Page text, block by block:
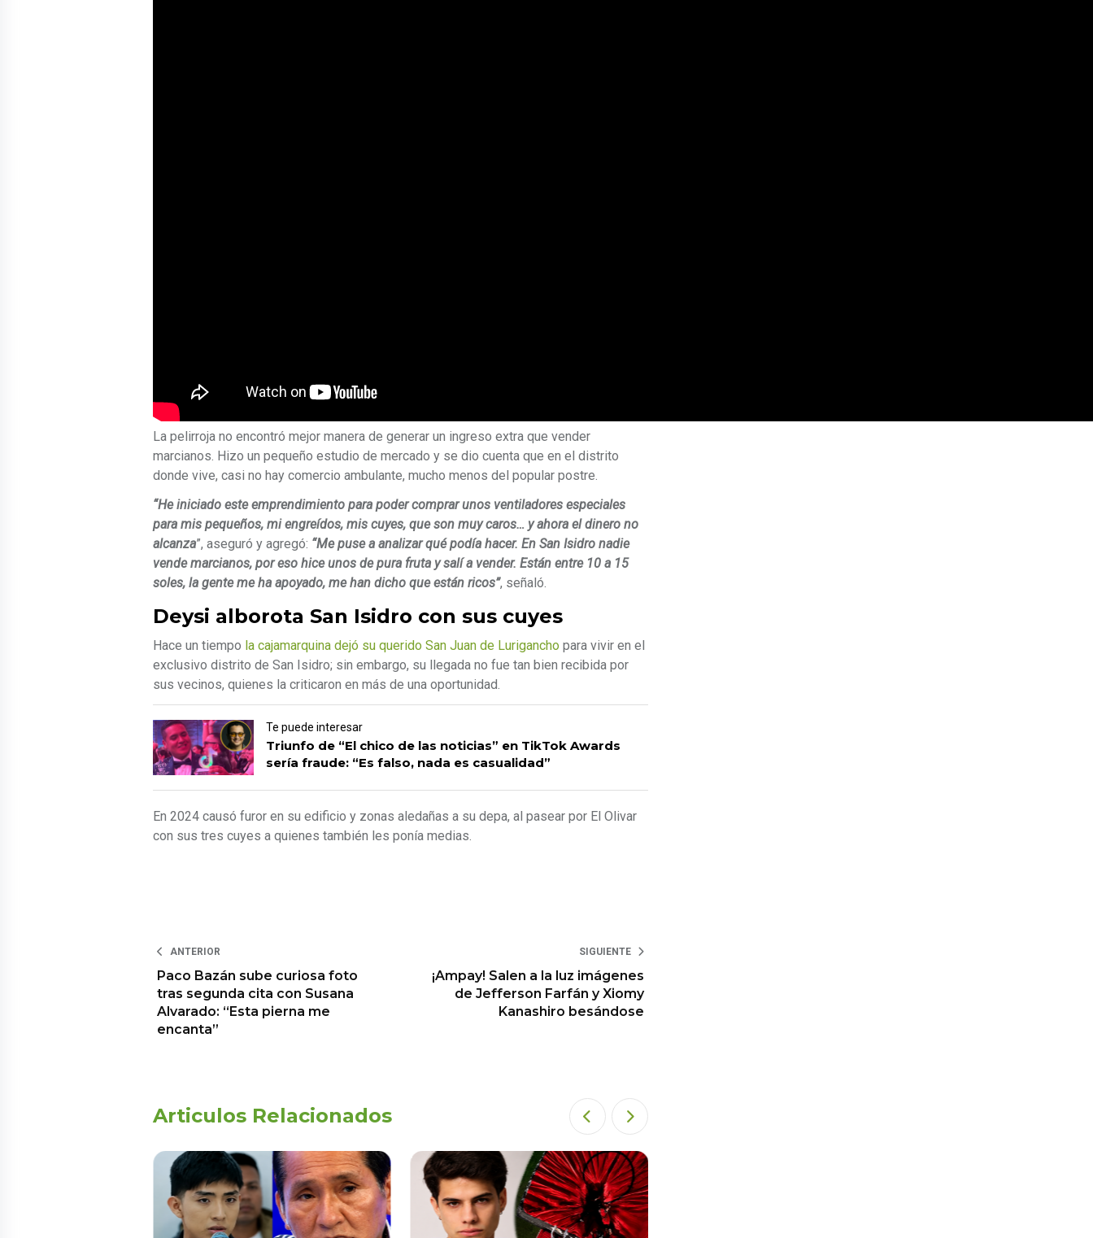
La pelirroja no encontró mejor manera de generar un ingreso extra que vender
marcianos. Hizo un pequeño estudio de mercado y se dio cuenta que en el distrito
donde vive, casi no hay comercio ambulante, mucho menos del popular postre.
“He iniciado este emprendimiento para poder comprar unos ventiladores especiales
para mis pequeños, mi engreídos, mis cuyes, que son muy caros… y ahora el dinero no
alcanza”, aseguró y agregó: “Me puse a analizar qué podía hacer. En San Isidro nadie
vende marcianos, por eso hice unos de pura fruta y salí a vender. Están entre 10 a 15
soles, la gente me ha apoyado, me han dicho que están ricos”, señaló.
Deysi alborota San Isidro con sus cuyes
Hace un tiempo la cajamarquina dejó su querido San Juan de Lurigancho para vivir en el
exclusivo distrito de San Isidro; sin embargo, su llegada no fue tan bien recibida por
sus vecinos, quienes la criticaron en más de una oportunidad.
Te puede interesar
Triunfo de “El chico de las noticias” en TikTok Awards
sería fraude: “Es falso, nada es casualidad”
En 2024 causó furor en su edificio y zonas aledañas a su depa, al pasear por El Olivar
con sus tres cuyes a quienes también les ponía medias.
ANTERIOR
Paco Bazán sube curiosa foto
tras segunda cita con Susana
Alvarado: “Esta pierna me
encanta”
SIGUIENTE
¡Ampay! Salen a la luz imágenes
de Jefferson Farfán y Xiomy
Kanashiro besándose
Articulos Relacionados